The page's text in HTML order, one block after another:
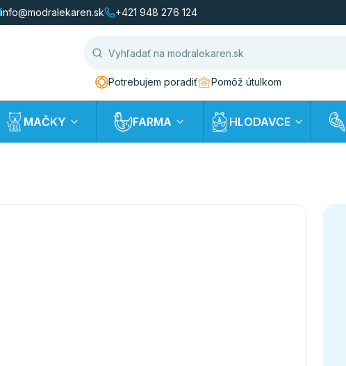
info@modralekaren.sk +421 948 276 124
Potrebujem poradiť Pomôž útulkom
MAČKY FARMA HLODAVCE